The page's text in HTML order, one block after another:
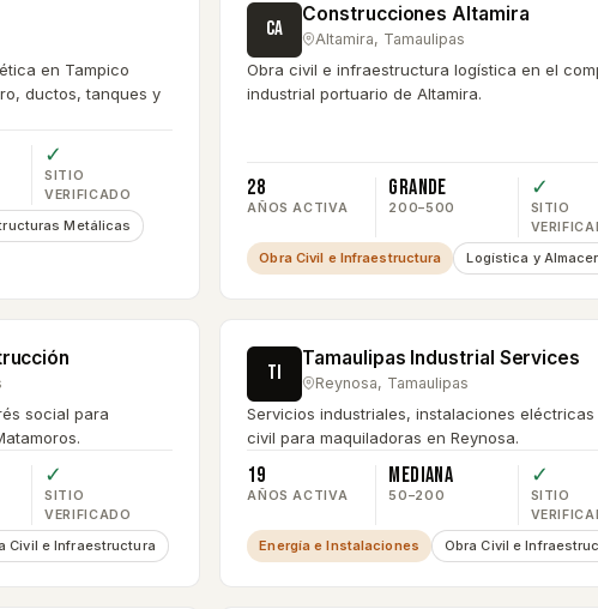
en Tampico
ductos, tanques y
✓
SITIO
VERIFICADO
Metálicas
CA
Construcciones Altamira
Altamira, Tamaulipas
Obra civil e infraestructura logística en el
industrial portuario de Altamira.
28
AÑOS ACTIVA
Grande
200–500
✓
SITIO
Obra Civil e Infraestructura Logística y
social para
✓
SITIO
VERIFICADO
Civil e Infraestructura
TI
Tamaulipas Industrial Services
Reynosa, Tamaulipas
Servicios industriales, instalaciones eléctricas
civil para maquiladoras en Reynosa.
19
AÑOS ACTIVA
Mediana
50–200
✓
SITIO
Energía e Instalaciones Obra Civil e